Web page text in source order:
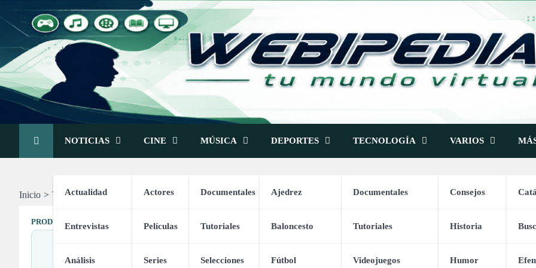
to
content
NOTICIAS
Actualidad
Entrevistas
Análisis
CINE
Actores
Películas
Series
MÚSICA
Documentales
Tutoriales
Selecciones
DEPORTES
Ajedrez
Baloncesto
Fútbol
TECNOLOGÍA
Documentales
Tutoriales
Videojuegos
VARIOS
Consejos
Historia
Humor
Inicio Tienda Un Chiste por Día – 366 Chistes para leer en Familia
PRODUCTOS VARIADOS
Un Chiste por Día – 366 Chistes para